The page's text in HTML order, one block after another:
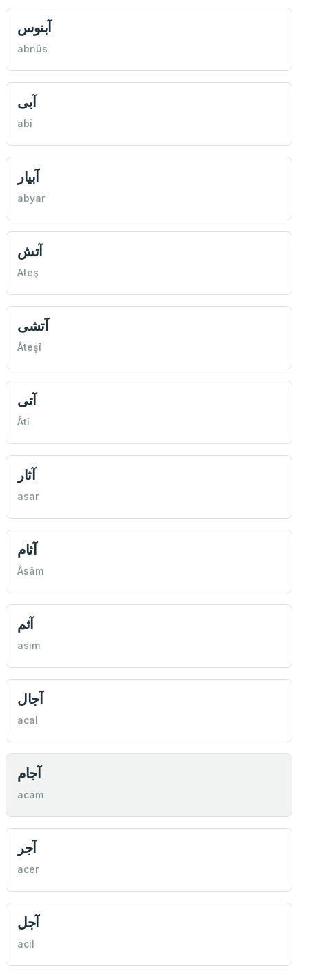
آبنوس
abnüs
آبی
abi
آبیار
abyar
آتش
Ateş
آتشی
Âteşî
آتی
Âtî
آثار
asar
آثام
Âsâm
آثم
asim
آجال
acal
آجام
acam
آجر
acer
آجل
acil